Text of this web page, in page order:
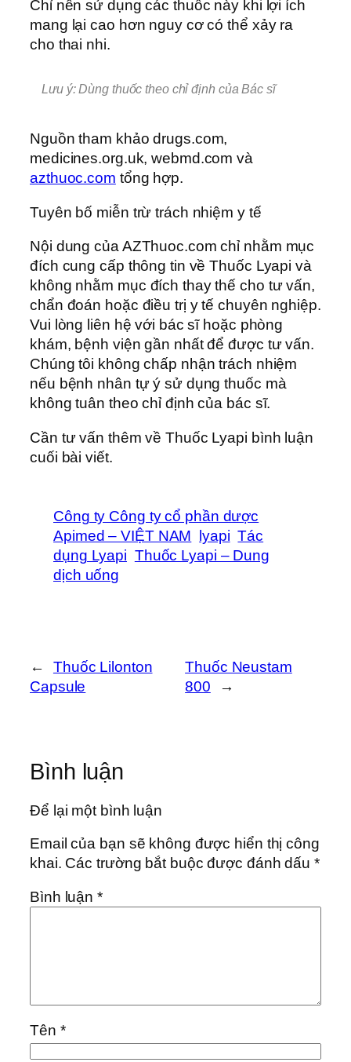
Chỉ nên sử dụng các thuốc này khi lợi ích
mang lại cao hơn nguy cơ có thể xảy ra
cho thai nhi.
Lưu ý: Dùng thuốc theo chỉ định của Bác sĩ
Nguồn tham khảo drugs.com,
medicines.org.uk, webmd.com và
azthuoc.com tổng hợp.
Tuyên bố miễn trừ trách nhiệm y tế
Nội dung của AZThuoc.com chỉ nhằm mục
đích cung cấp thông tin về Thuốc Lyapi và
không nhằm mục đích thay thế cho tư vấn,
chẩn đoán hoặc điều trị y tế chuyên nghiệp.
Vui lòng liên hệ với bác sĩ hoặc phòng
khám, bệnh viện gần nhất để được tư vấn.
Chúng tôi không chấp nhận trách nhiệm
nếu bệnh nhân tự ý sử dụng thuốc mà
không tuân theo chỉ định của bác sĩ.
Cần tư vấn thêm về Thuốc Lyapi bình luận
cuối bài viết.
Công ty Công ty cổ phần dược
Apimed – VIỆT NAM lyapi Tác
dụng Lyapi Thuốc Lyapi – Dung
dịch uống
←
Thuốc Lilonton
Capsule
Thuốc Neustam
800
→
Bình luận
Để lại một bình luận
Email của bạn sẽ không được hiển thị công
khai. Các trường bắt buộc được đánh dấu*
Bình luận*
Tên *